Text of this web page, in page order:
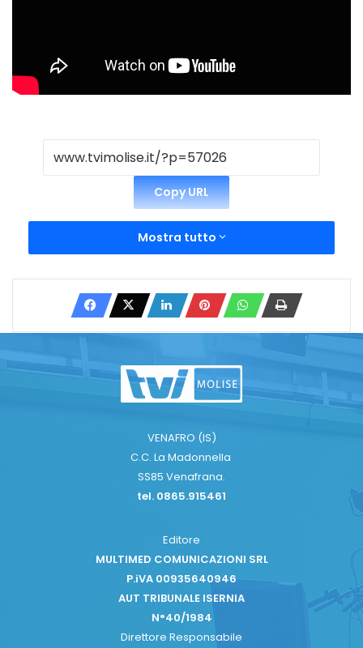
Copy URL
Mostra tutto
VENAFRO (IS)
C.C. La Madonnella
SS85 Venafrana.
tel. 0865.915461
Editore
MULTIMED COMUNICAZIONI SRL
P.iVA 00935640946
AUT TRIBUNALE ISERNIA
N°40/1984
Direttore Responsabile